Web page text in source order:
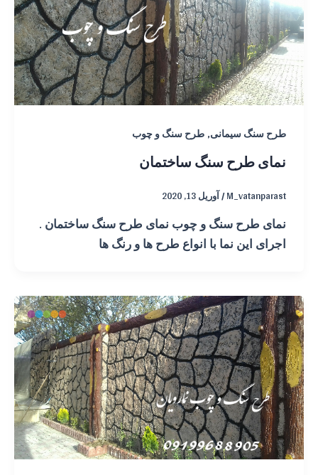
طرح سنگ سیمانی,طرح سنگ و چوب
نمای طرح سنگ ساختمان
M_vatanparast
/آوریل 13, 2020
نمای طرح سنگ و چوب نمای طرح سنگ ساختمان .
اجرای این نما با انواع طرح ها و رنگ ها